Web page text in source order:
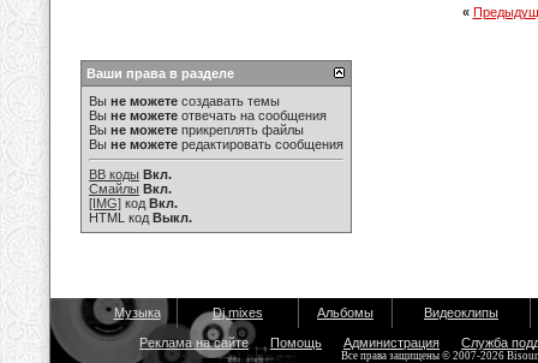
«
Ваши права в разделе
Вы не можете создавать темы
Вы не можете отвечать на сообщения
Вы не можете прикреплять файлы
Вы не можете редактировать сообщения
BB коды Вкл.
Смайлы Вкл.
[IMG] код Вкл.
HTML код Выкл.
Музыка Dj mixes Альбомы Видеоклипы
Реклама на сайте Помощь Администрация Служба
Все права защищены © 2007-2026